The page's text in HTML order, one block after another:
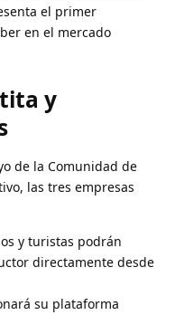
el primer
en el mercado
y
de la Comunidad de
las tres empresas
y turistas podrán
directamente desde
su plataforma